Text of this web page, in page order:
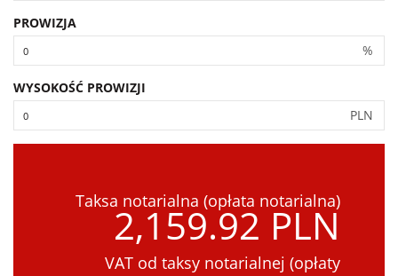
PROWIZJA
%
WYSOKOŚĆ PROWIZJI
PLN
Taksa notarialna (opłata notarialna)
2,159.92 PLN
VAT od taksy notarialnej (opłaty